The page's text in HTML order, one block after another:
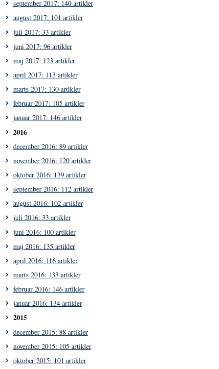
september 2017: 140 artikler
august 2017: 101 artikler
juli 2017: 33 artikler
juni 2017: 96 artikler
maj 2017: 123 artikler
april 2017: 113 artikler
marts 2017: 130 artikler
februar 2017: 105 artikler
januar 2017: 146 artikler
2016
december 2016: 89 artikler
november 2016: 120 artikler
oktober 2016: 139 artikler
september 2016: 112 artikler
august 2016: 102 artikler
juli 2016: 33 artikler
juni 2016: 100 artikler
maj 2016: 135 artikler
april 2016: 116 artikler
marts 2016: 133 artikler
februar 2016: 146 artikler
januar 2016: 134 artikler
2015
december 2015: 88 artikler
november 2015: 105 artikler
oktober 2015: 101 artikler